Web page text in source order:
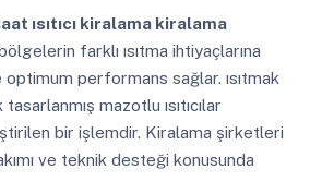
ısıtıcı kiralama kiralama
farklı ısıtma ihtiyaçlarına
performans sağlar. ısıtmak
mazotlu ısıtıcılar
bir işlemdir. Kiralama şirketleri
ve teknik desteği konusunda